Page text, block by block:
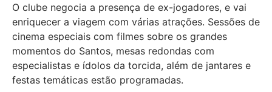
O clube negocia a presença de ex-jogadores, e vai
enriquecer a viagem com várias atrações. Sessões de
cinema especiais com filmes sobre os grandes
momentos do Santos, mesas redondas com
especialistas e ídolos da torcida, além de jantares e
festas temáticas estão programadas.